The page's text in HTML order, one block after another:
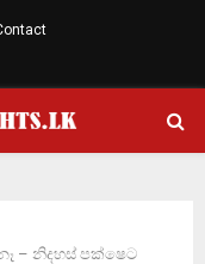
– නිදහස් පක්ෂෙට